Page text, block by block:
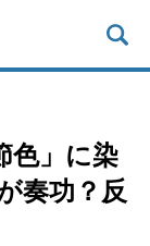
色」に染
奏功？反